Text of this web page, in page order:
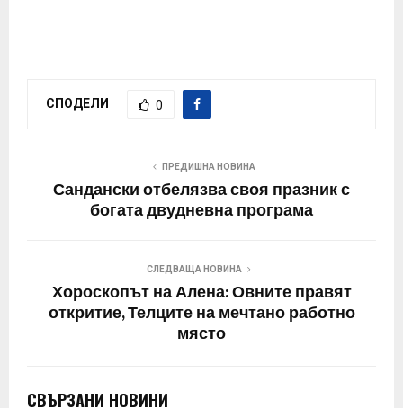
СПОДЕЛИ 0
ПРЕДИШНА НОВИНА
Сандански отбелязва своя празник с
богата двудневна програма
СЛЕДВАЩА НОВИНА
Хороскопът на Алена: Овните правят
откритие, Телците на мечтано работно
място
СВЪРЗАНИ НОВИНИ